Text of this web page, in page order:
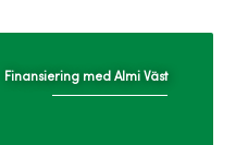
Finansiering med Almi Väst